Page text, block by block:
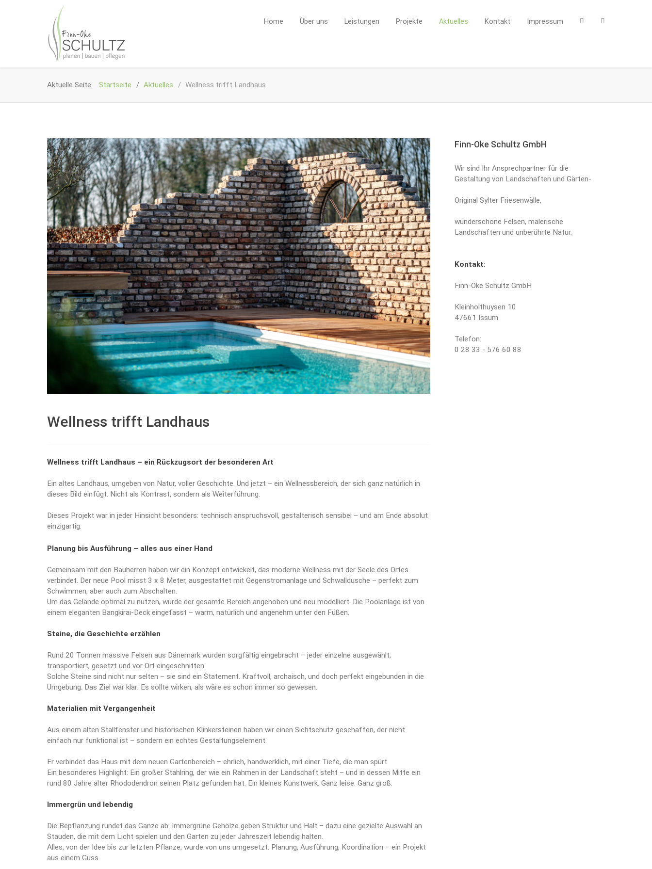
Home Über uns Leistungen Projekte Aktuelles Kontakt Impressum
Aktuelle Seite: Startseite Aktuelles Wellness trifft Landhaus
Wellness trifft Landhaus
Wellness trifft Landhaus – ein Rückzugsort der besonderen Art
Ein altes Landhaus, umgeben von Natur, voller Geschichte. Und jetzt – ein Wellnessbereich, der sich ganz natürlich in
dieses Bild einfügt. Nicht als Kontrast, sondern als Weiterführung.
Dieses Projekt war in jeder Hinsicht besonders: technisch anspruchsvoll, gestalterisch sensibel – und am Ende absolut
einzigartig.
Planung bis Ausführung – alles aus einer Hand
Gemeinsam mit den Bauherren haben wir ein Konzept entwickelt, das moderne Wellness mit der Seele des Ortes
verbindet. Der neue Pool misst 3 x 8 Meter, ausgestattet mit Gegenstromanlage und Schwalldusche – perfekt zum
Schwimmen, aber auch zum Abschalten.
Um das Gelände optimal zu nutzen, wurde der gesamte Bereich angehoben und neu modelliert. Die Poolanlage ist von
einem eleganten Bangkirai-Deck eingefasst – warm, natürlich und angenehm unter den Füßen.
Steine, die Geschichte erzählen
Rund 20 Tonnen massive Felsen aus Dänemark wurden sorgfältig eingebracht – jeder einzelne ausgewählt,
transportiert, gesetzt und vor Ort eingeschnitten.
Solche Steine sind nicht nur selten – sie sind ein Statement. Kraftvoll, archaisch, und doch perfekt eingebunden in die
Umgebung. Das Ziel war klar: Es sollte wirken, als wäre es schon immer so gewesen.
Materialien mit Vergangenheit
Aus einem alten Stallfenster und historischen Klinkersteinen haben wir einen Sichtschutz geschaffen, der nicht
einfach nur funktional ist – sondern ein echtes Gestaltungselement.
Er verbindet das Haus mit dem neuen Gartenbereich – ehrlich, handwerklich, mit einer Tiefe, die man spürt.
Ein besonderes Highlight: Ein großer Stahlring, der wie ein Rahmen in der Landschaft steht – und in dessen Mitte ein
rund 80 Jahre alter Rhododendron seinen Platz gefunden hat. Ein kleines Kunstwerk. Ganz leise. Ganz groß.
Immergrün und lebendig
Die Bepflanzung rundet das Ganze ab: Immergrüne Gehölze geben Struktur und Halt – dazu eine gezielte Auswahl an
Stauden, die mit dem Licht spielen und den Garten zu jeder Jahreszeit lebendig halten.
Alles, von der Idee bis zur letzten Pflanze, wurde von uns umgesetzt. Planung, Ausführung, Koordination – ein Projekt
aus einem Guss.
Finn-Oke Schultz GmbH
Wir sind Ihr Ansprechpartner für die
Gestaltung von Landschaften und Gärten-
Original Sylter Friesenwälle,
wunderschöne Felsen, malerische
Landschaften und unberührte Natur.
Kontakt:
Finn-Oke Schultz GmbH
Kleinholthuysen 10
47661 Issum
Telefon:
0 28 33 - 576 60 88